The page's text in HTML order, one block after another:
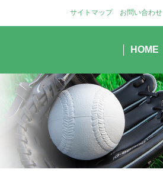
サイトマップ お問い合わせ
HOME